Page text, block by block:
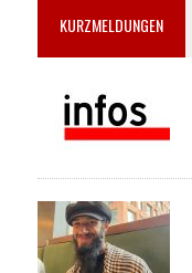
KURZMELDUNGEN